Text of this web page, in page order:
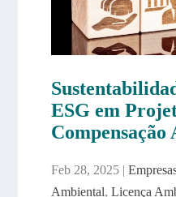
ESG em
Compensação
Feb 28, 2025|
Ambiental, Licença